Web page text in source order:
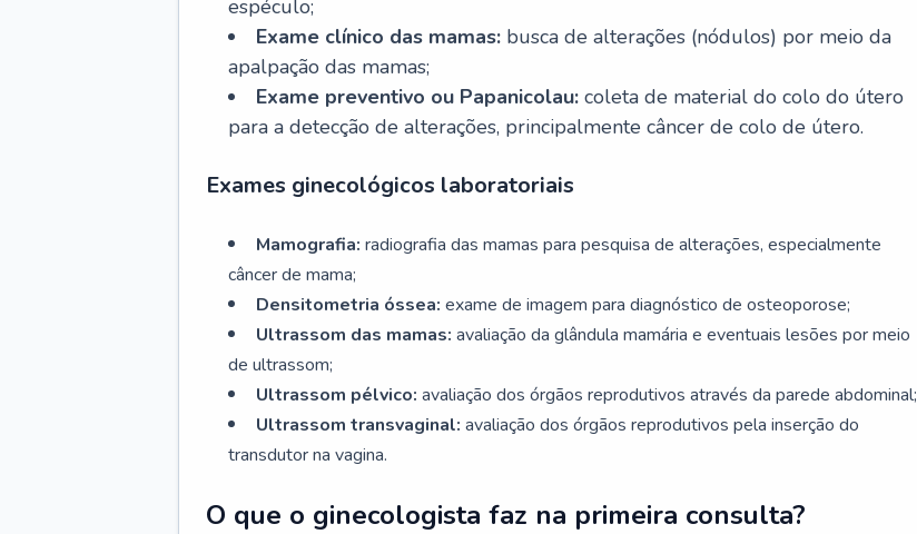
espéculo;
Exame clínico das mamas: busca de alterações (nódulos) por meio da
apalpação das mamas;
Exame preventivo ou Papanicolau: coleta de material do colo do útero
para a detecção de alterações, principalmente câncer de colo de útero.
Exames ginecológicos laboratoriais
Mamografia: radiografia das mamas para pesquisa de alterações, especialmente
câncer de mama;
Densitometria óssea: exame de imagem para diagnóstico de osteoporose;
Ultrassom das mamas: avaliação da glândula mamária e eventuais lesões por meio
de ultrassom;
Ultrassom pélvico: avaliação dos órgãos reprodutivos através da parede abdominal;
Ultrassom transvaginal: avaliação dos órgãos reprodutivos pela inserção do
transdutor na vagina.
O que o ginecologista faz na primeira consulta?